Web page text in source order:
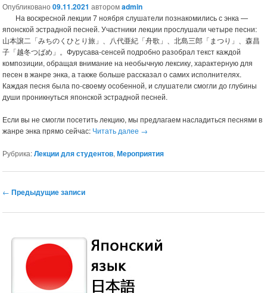
Опубликовано09.11.2021 авторомadmin
На воскресной лекции 7 ноября слушатели познакомились с энка —
японской эстрадной песней. Участники лекции прослушали четыре песни:
山本譲二「みちのくひとり旅」、八代亜紀「舟歌」、北島三郎「まつり」、森昌
子「越冬つばめ」。Фурусава-сенсей подробно разобрал текст каждой
композиции, обращая внимание на необычную лексику, характерную для
песен в жанре энка, а также больше рассказал о самих исполнителях.
Каждая песня была по-своему особенной, и слушатели смогли до глубины
души проникнуться японской эстрадной песней.
Если вы не смогли посетить лекцию, мы предлагаем насладиться песнями в
жанре энка прямо сейчас: Читать далее →
Рубрика: Лекции для студентов,Мероприятия
Навигация
по
записям
← Предыдущие записи